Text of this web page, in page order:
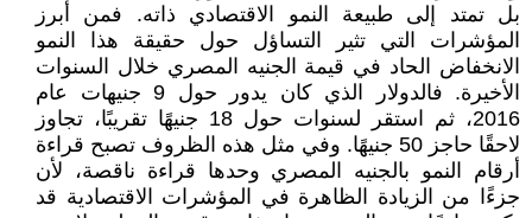
بل تمتد إلى طبيعة النمو الاقتصادي ذاته. فمن أبرز
المؤشرات التي تثير التساؤل حول حقيقة هذا النمو
الانخفاض الحاد في قيمة الجنيه المصري خلال السنوات
الأخيرة. فالدولار الذي كان يدور حول 9 جنيهات عام
2016، ثم استقر لسنوات حول 18 جنيهًا تقريبًا، تجاوز
لاحقًا حاجز 50 جنيهًا. وفي مثل هذه الظروف تصبح قراءة
أرقام النمو بالجنيه المصري وحدها قراءة ناقصة، لأن
جزءًا من الزيادة الظاهرة في المؤشرات الاقتصادية قد